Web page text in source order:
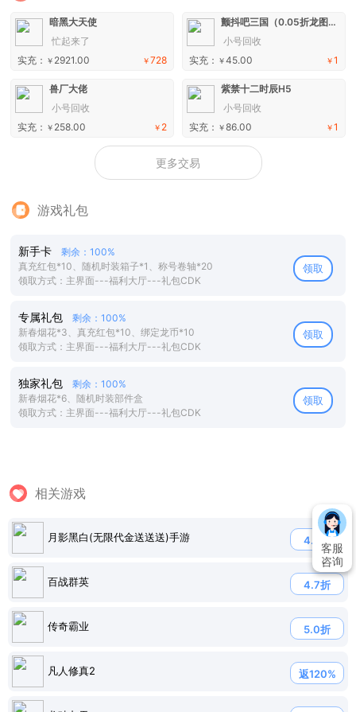
暗黑大天使
忙起来了
￥728
实充： ￥ 2921.00
颤抖吧三国（0.05折龙图神威）H5
小号回收
￥1
实充： ￥45.00
兽厂大佬
小号回收
￥ 2
实充： ￥ 258.00
紫禁十二时辰H5
小号回收
￥1
实充： ￥86.00
更多交易
游戏礼包
新手卡
剩余：100%
真充红包*10、随机时装箱子*1、称号卷轴*20
领取方式：主界面---福利大厅---礼包CDK
领取
专属礼包
剩余：100%
新春烟花*3、真充红包*10、绑定龙币*10
领取方式：主界面---福利大厅---礼包CDK
领取
独家礼包
剩余：100%
新春烟花*6、随机时装部件盒
领取方式：主界面---福利大厅---礼包CDK
领取
相关游戏
月影黑白(无限代金送送送)手游 4.7折
百战群英 4.7折
传奇霸业 5.0折
凡人修真2 返120%
客服
咨询